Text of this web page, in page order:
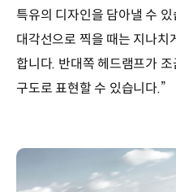
특유의 디자인을 담아낼 수
대각선으로 찍을 때는 지나
합니다. 반대쪽 헤드램프가
구도로 표현할 수 있습니다.”